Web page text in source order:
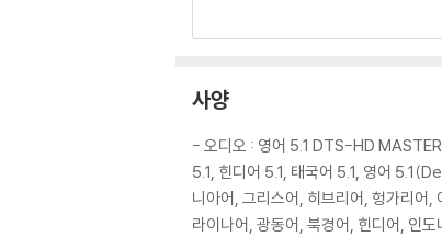
1) 4K UHD 디스크는 대용량의 데이
필수입니다.
※ 아웃케이스/구성품/포장 상태
1) 제작/배송 과정에서 경미한 아웃케
2) 스틸북 케이스 제작 과정에서 기포
3) 렌티큘러 스틸북의 경우, 보호필름
4) 본품 보호를 위해 노란색의 카톤 박
사양
- 오디오 : 영어 5.1 DTS-HD MASTER
5.1, 힌디어 5.1, 태국어 5.1, 영어
니아어, 그리스어, 히브리어, 헝가리어
라이나어, 광동어, 북경어, 힌디어, 인